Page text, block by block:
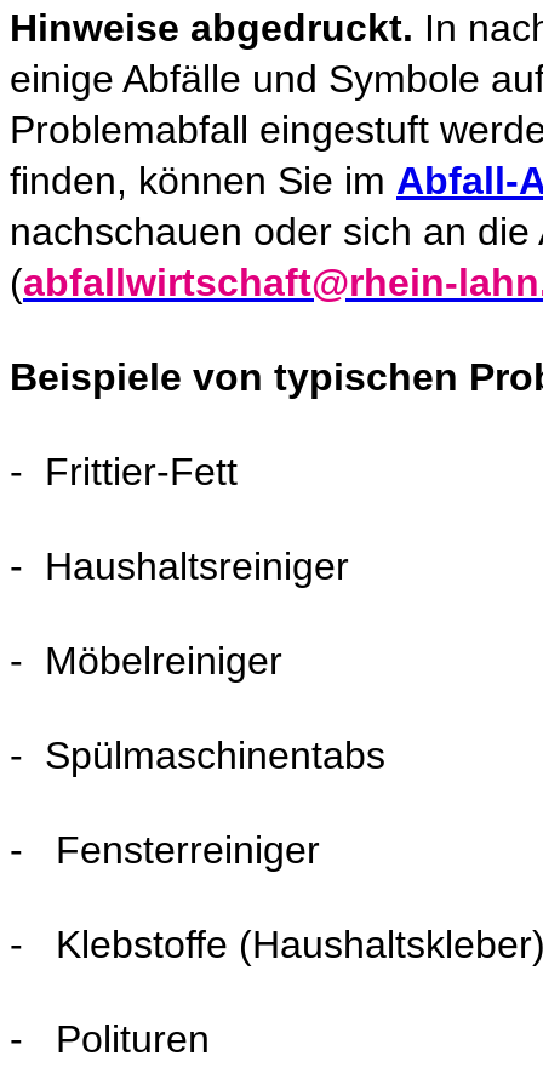
Hinweise abgedruckt. In
einige Abfälle und Symbole
Problemabfall eingestuft
finden, können Sie im Abfall-
nachschauen oder sich an
(abfallwirtschaft@rhein-
Beispiele von typischen
- Frittier-Fett
- Haushaltsreiniger
- Möbelreiniger
- Spülmaschinentabs
- Fensterreiniger
- Klebstoffe
- Polituren